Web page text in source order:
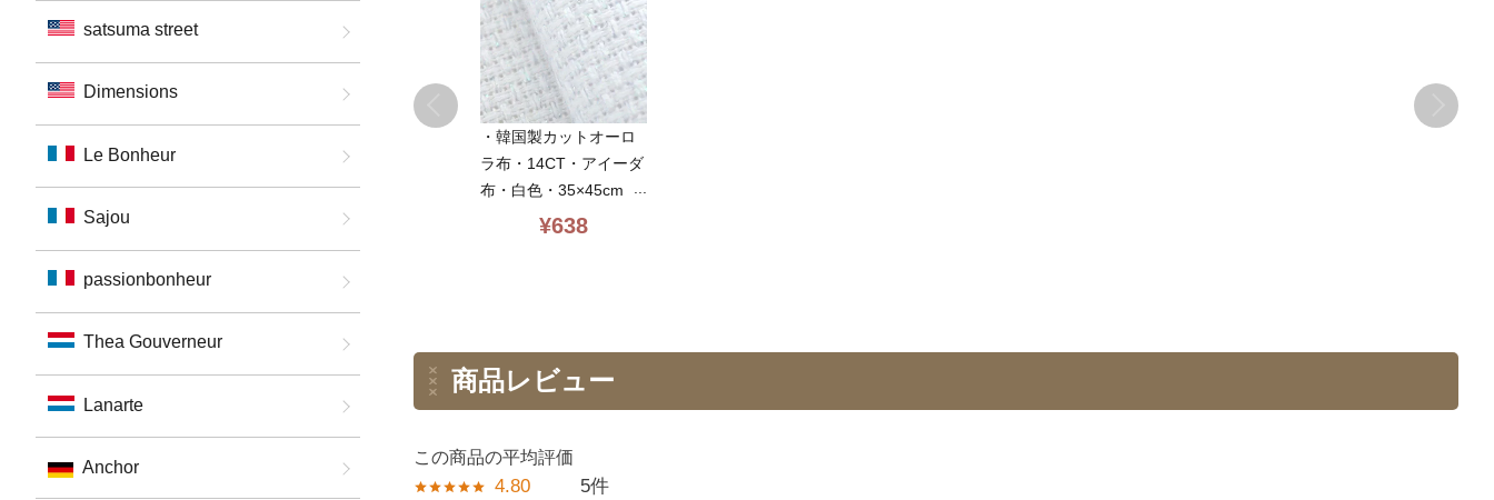
satsuma street
Dimensions
Le Bonheur
Sajou
passionbonheur
Thea Gouverneur
Lanarte
Anchor
・韓国製カットオーロ
ラ布・14CT・アイーダ
布・白色・35×45cm・
14ct_no_fila_white_s・
¥638
商品レビュー
4.80 5